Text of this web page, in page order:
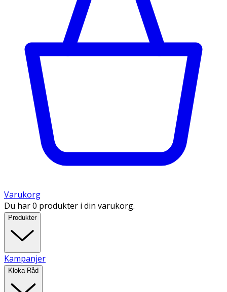
Varukorg
Du har 0 produkter i din varukorg.
Produkter
Kampanjer
Kloka Råd